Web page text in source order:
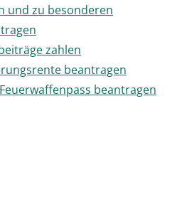
und zu besonderen
zahlen
beantragen
beantragen